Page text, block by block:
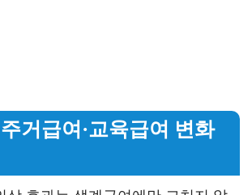
거급여·교육급여 변화